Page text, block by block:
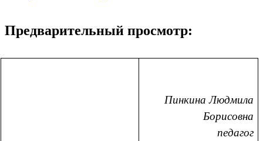
Предварительный просмотр:
Пинкина Людмила
Борисовна
педагог